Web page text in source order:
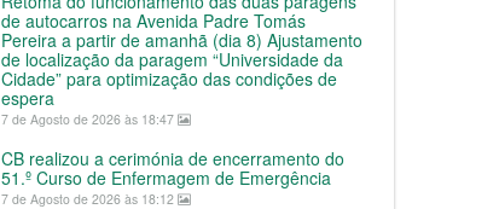
de autocarros na Avenida Padre Tomás
Pereira a partir de amanhã (dia 8) Ajustamento
de localização da paragem “Universidade da
Cidade” para optimização das condições de
espera
7 de Agosto de 2026 às 18:47
CB realizou a cerimónia de encerramento do
51.º Curso de Enfermagem de Emergência
7 de Agosto de 2026 às 18:12